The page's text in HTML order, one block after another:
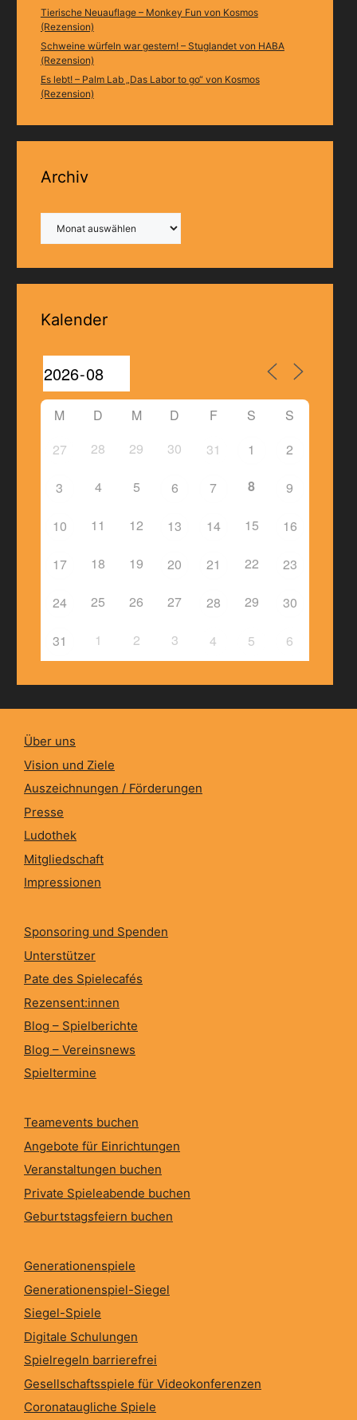
Tierische Neuauflage – Monkey Fun von Kosmos
(Rezension)
Schweine würfeln war gestern! – Stuglandet von HABA
(Rezension)
Es lebt! – Palm Lab „Das Labor to go“ von Kosmos
(Rezension)
Archiv
Kalender
M D M D F S
S
27
28 29 30 31 1 2
3 4 5 6 7 8 9
10 11 12 13 14 15 16
17 18 19 20 21 22 23
24 25 26 27 28 29 30
31 1 2 3 4 5 6
Über uns
Vision und Ziele
Auszeichnungen / Förderungen
Presse
Ludothek
Mitgliedschaft
Impressionen
Sponsoring und Spenden
Unterstützer
Pate des Spielecafés
Rezensent:innen
Blog – Spielberichte
Blog – Vereinsnews
Spieltermine
Teamevents buchen
Angebote für Einrichtungen
Veranstaltungen buchen
Private Spieleabende buchen
Geburtstagsfeiern buchen
Generationenspiele
Generationenspiel-Siegel
Siegel-Spiele
Digitale Schulungen
Spielregeln barrierefrei
Gesellschaftsspiele für Videokonferenzen
Coronataugliche Spiele